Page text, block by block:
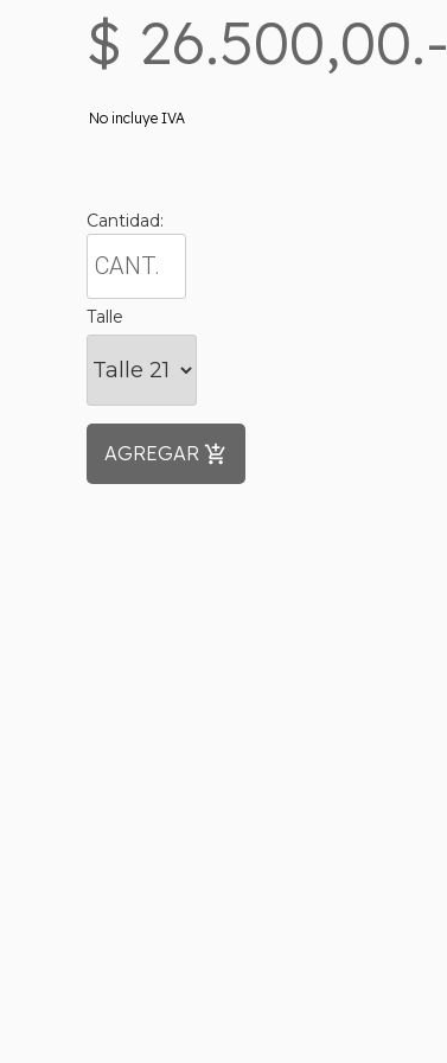
$ 26.500,00.-
No incluye IVA
Cantidad:
Talle
AGREGARadd_shopping_cart